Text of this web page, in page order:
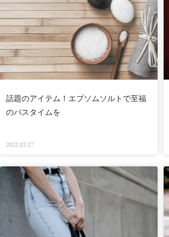
話題のアイテム！エプソムソルトで至福
のバスタイムを
2022.03.27